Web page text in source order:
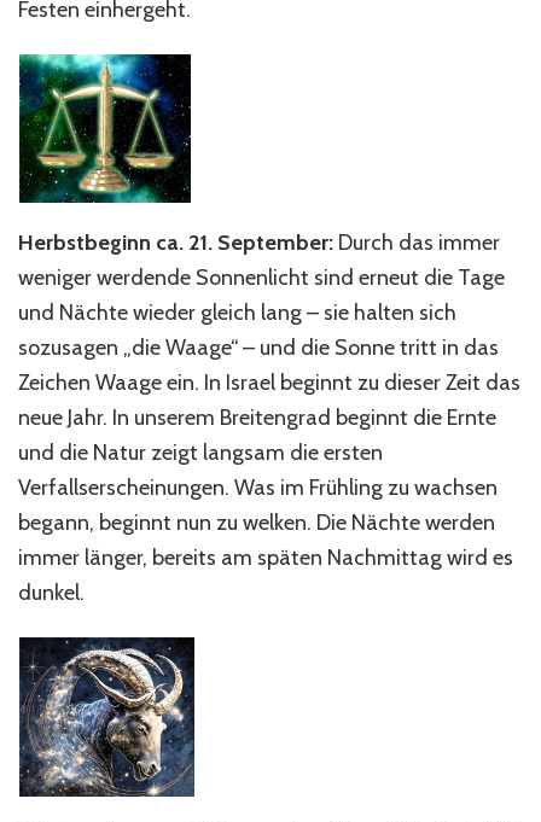
Festen einhergeht.
Herbstbeginn ca. 21. September: Durch das immer
weniger werdende Sonnenlicht sind erneut die Tage
und Nächte wieder gleich lang – sie halten sich
sozusagen „die Waage“ – und die Sonne tritt in das
Zeichen Waage ein. In Israel beginnt zu dieser Zeit das
neue Jahr. In unserem Breitengrad beginnt die Ernte
und die Natur zeigt langsam die ersten
Verfallserscheinungen. Was im Frühling zu wachsen
begann, beginnt nun zu welken. Die Nächte werden
immer länger, bereits am späten Nachmittag wird es
dunkel.